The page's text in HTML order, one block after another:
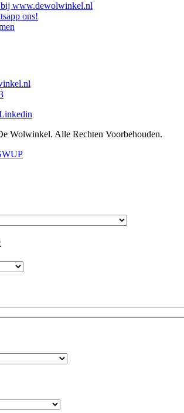
www.dewolwinkel.nl
ons!
Wolwinkel. Alle Rechten Voorbehouden.